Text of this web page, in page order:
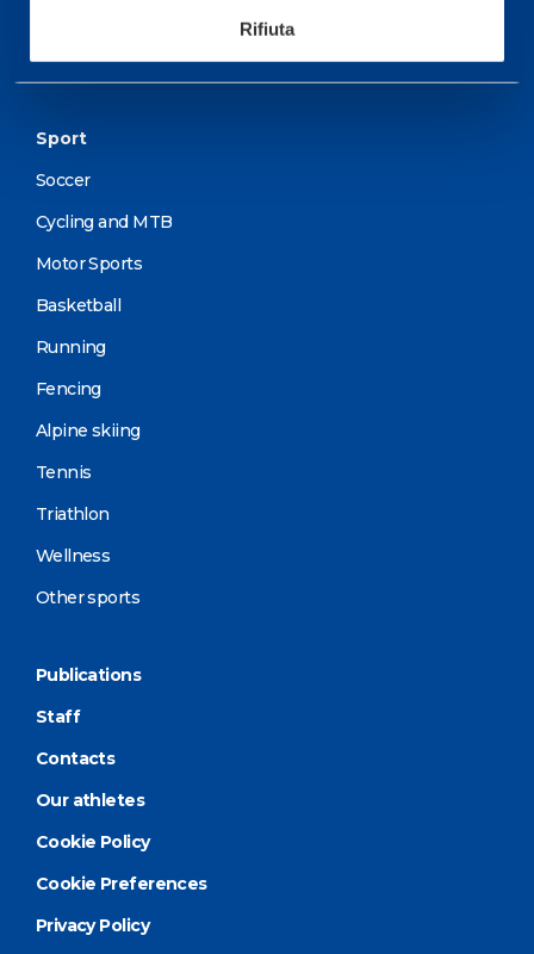
Rifiuta
Sport
Soccer
Cycling and MTB
Motor Sports
Basketball
Running
Fencing
Alpine skiing
Tennis
Triathlon
Wellness
Other sports
Publications
Staff
Contacts
Our athletes
Cookie Policy
Cookie Preferences
Privacy Policy